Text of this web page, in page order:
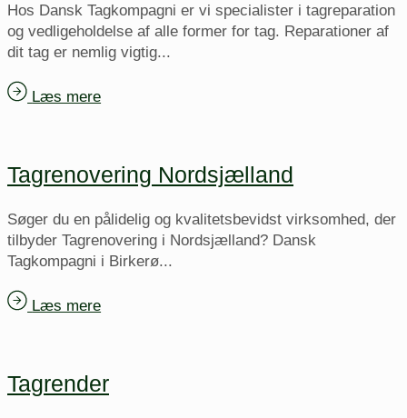
Hos Dansk Tagkompagni er vi specialister i tagreparation
og vedligeholdelse af alle former for tag. Reparationer af
dit tag er nemlig vigtig...
Læs mere
Tagrenovering Nordsjælland
Søger du en pålidelig og kvalitetsbevidst virksomhed, der
tilbyder Tagrenovering i Nordsjælland? Dansk
Tagkompagni i Birkerø...
Læs mere
Tagrender